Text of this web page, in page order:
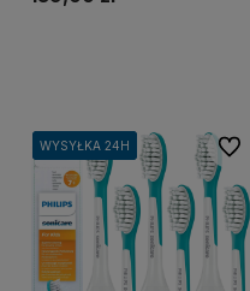
WYSYŁKA 24H
WYSYŁKA 24H
WYSYŁKA 24H Do